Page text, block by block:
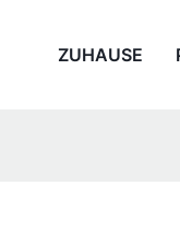
ZUHAUSE